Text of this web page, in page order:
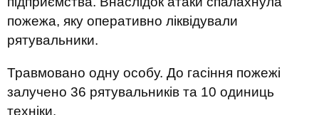
пожежа, яку оперативно ліквідували
рятувальники.
Травмовано одну особу. До гасіння пожежі
залучено 36 рятувальників та 10 одиниць
техніки.